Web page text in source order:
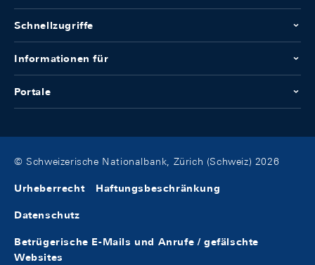
Schnellzugriffe
Informationen für
Portale
© Schweizerische Nationalbank, Zürich (Schweiz) 2026
Urheberrecht Haftungsbeschränkung
Datenschutz
Betrügerische E-Mails und Anrufe / gefälschte
Websites